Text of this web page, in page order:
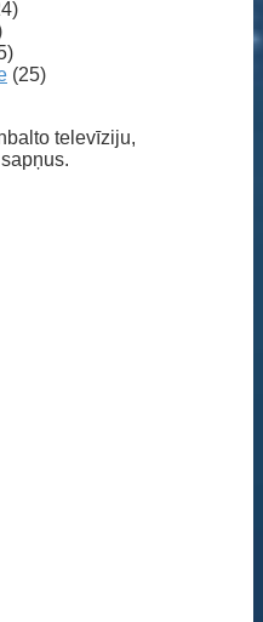
(25)
televīziju,